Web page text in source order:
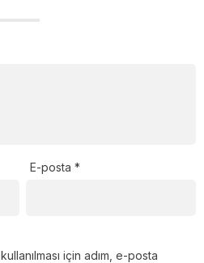
E-posta*
için adım, e-posta